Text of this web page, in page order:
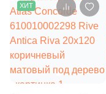
Ribesalbes Ceramica (
Roca (4
Rocersa (22
Rovese Rus (
ХИТ